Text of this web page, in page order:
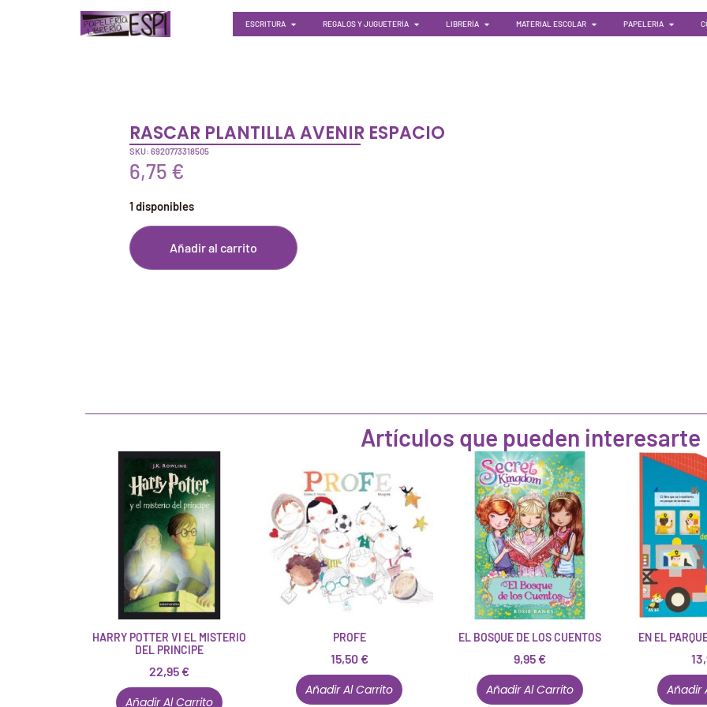
ESCRITURA REGALOS Y JUGUETERÍA LIBRERÍA MATERIAL ESCOLAR PAPELERIA
RASCAR PLANTILLA AVENIR ESPACIO
SKU: 6920773318505
6,75 €
1 disponibles
Añadir al carrito
Artículos que pueden interesarte
HARRY POTTER VI EL MISTERIO
DEL PRINCIPE
22,95 €
Añadir Al Carrito
PROFE
15,50 €
Añadir Al Carrito
EL BOSQUE DE LOS CUENTOS
9,95 €
Añadir Al Carrito
EN EL
Añadir